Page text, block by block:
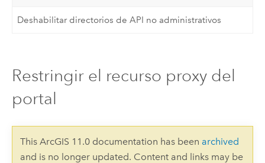
Deshabilitar directorios de API no administrativos
Restringir el recurso proxy del
portal
This ArcGIS 11.0 documentation has been archived
and is no longer updated. Content and links may be